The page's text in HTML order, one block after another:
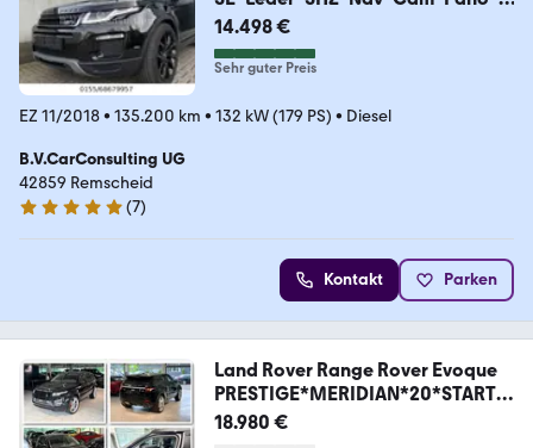
iX
14.498 €
Sehr guter Preis
EZ 11/2018• 135.200 km • 132 kW (179 PS) • Diesel
B.V.CarConsulting UG
42859 Remscheid
5 Sterne
(7)
Kontakt Parken
Land Rover Range Rover Evoque
PRESTIGE*MERIDIAN*20*STARTE
CH
18.980 €